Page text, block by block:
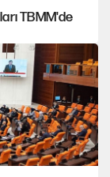
TBMM'de